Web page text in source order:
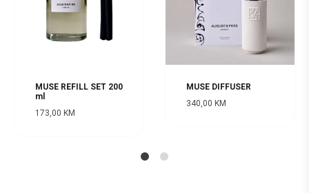
MUSE REFILL SET 200
ml
173,00 KM
MUSE DIFFUSER
340,00 KM